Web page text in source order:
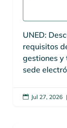
UNED:
requisitos
gestiones y
sede
 Jul 27, 2026 |